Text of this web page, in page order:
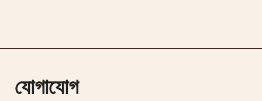
যোগাযোগ